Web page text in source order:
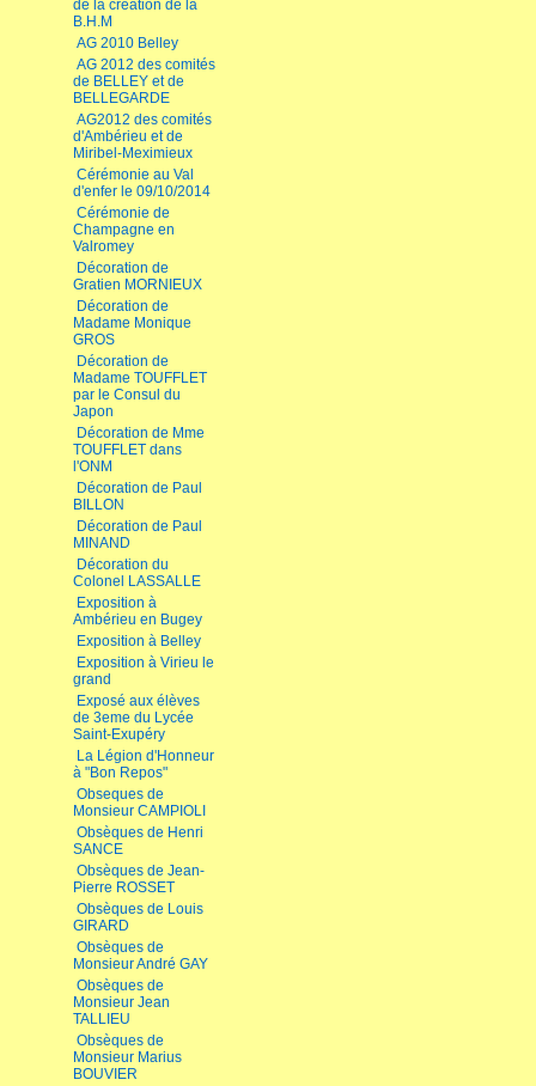
de la création de la
B.H.M
AG 2010 Belley
AG 2012 des comités
de BELLEY et de
BELLEGARDE
AG2012 des comités
d'Ambérieu et de
Miribel-Meximieux
Cérémonie au Val
d'enfer le 09/10/2014
Cérémonie de
Champagne en
Valromey
Décoration de
Gratien MORNIEUX
Décoration de
Madame Monique
GROS
Décoration de
Madame TOUFFLET
par le Consul du
Japon
Décoration de Mme
TOUFFLET dans
l'ONM
Décoration de Paul
BILLON
Décoration de Paul
MINAND
Décoration du
Colonel LASSALLE
Exposition à
Ambérieu en Bugey
Exposition à Belley
Exposition à Virieu le
grand
Exposé aux élèves
de 3eme du Lycée
Saint-Exupéry
La Légion d'Honneur
à "Bon Repos"
Obseques de
Monsieur CAMPIOLI
Obsèques de Henri
SANCE
Obsèques de Jean-
Pierre ROSSET
Obsèques de Louis
GIRARD
Obsèques de
Monsieur André GAY
Obsèques de
Monsieur Jean
TALLIEU
Obsèques de
Monsieur Marius
BOUVIER